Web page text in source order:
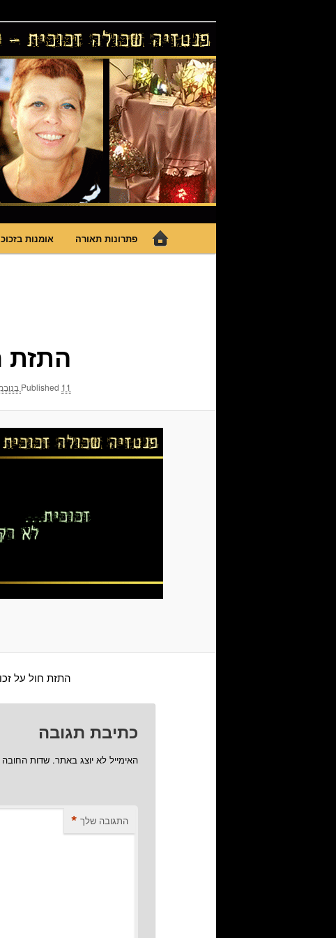
פנטזיה –
גופי תאורה אומנותיים בעבודת יד,
פתרונות תאורה אומנות
התזת
Published 11 בנובמבר 2013
התזת חול על
כתיבת תגובה
האימייל לא יוצג באתר. שדות החובה
התגובה שלך *